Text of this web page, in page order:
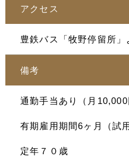
アクセス
豊鉄バス「牧野停留所」
備考
通勤手当あり（月10,000
有期雇用期間6ヶ月（試
定年７０歳